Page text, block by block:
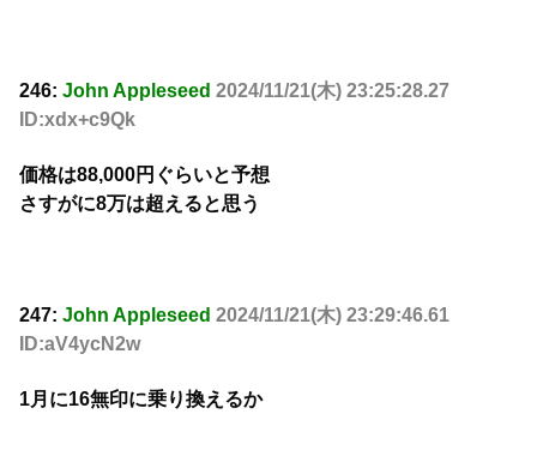
246: John Appleseed 2024/11/21(木) 23:25:28.27
ID:xdx+c9Qk
価格は88,000円ぐらいと予想
さすがに8万は超えると思う
247: John Appleseed 2024/11/21(木) 23:29:46.61
ID:aV4ycN2w
1月に16無印に乗り換えるか